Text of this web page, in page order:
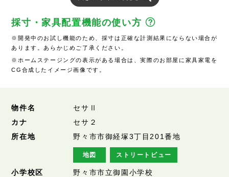
採寸・家具配置機能の使い方
※開発中のお試し機能のため、採寸は正確な計測結果にならない場合が
あります。あらかじめご了承ください。
※ホームステージングの表示がある場合は、実際のお部屋に家具家電を
CG合成したイメージ画像です。
物件名
セサⅡ
カナ
セサ２
所在地
野々市市御経塚3丁目201番地
地図 ストリートビュー
小学校区
野々市市立御園小学校